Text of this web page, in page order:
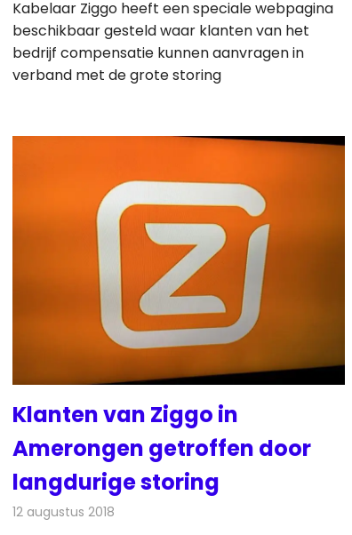
Kabelaar Ziggo heeft een speciale webpagina
beschikbaar gesteld waar klanten van het
bedrijf compensatie kunnen aanvragen in
verband met de grote storing
Klanten van Ziggo in
Amerongen getroffen door
langdurige storing
12 augustus 2018